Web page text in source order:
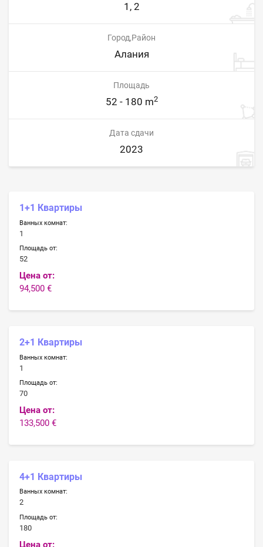
1, 2
Город,Район
Алания
Площадь
52 - 180 m2
Дата сдачи
2023
1+1 Квартиры
Ванных комнат:
1
Площадь от:
52
Цена от:
94,500 €
2+1 Квартиры
Ванных комнат:
1
Площадь от:
70
Цена от:
133,500 €
4+1 Квартиры
Ванных комнат:
2
Площадь от:
180
Цена от: